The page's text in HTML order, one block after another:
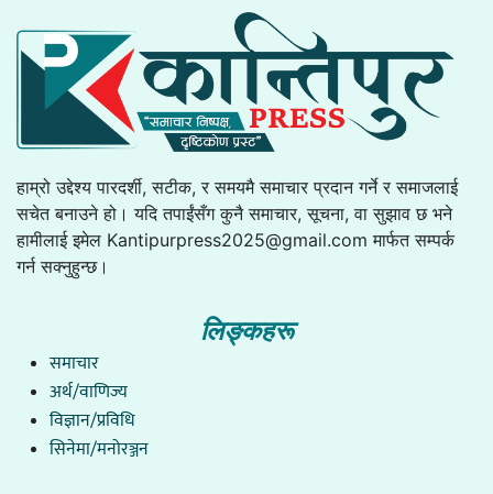
हाम्रो उद्देश्य पारदर्शी, सटीक, र समयमै समाचार प्रदान गर्ने र समाजलाई
सचेत बनाउने हो। यदि तपाईंसँग कुनै समाचार, सूचना, वा सुझाव छ भने
हामीलाई इमेल Kantipurpress2025@gmail.com मार्फत सम्पर्क
गर्न सक्नुहुन्छ।
लिङ्कहरू
समाचार
अर्थ/वाणिज्य
विज्ञान/प्रविधि
सिनेमा/मनोरञ्जन